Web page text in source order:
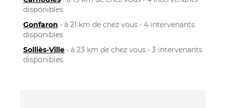
disponibles
Gonfaron • à 21 km de chez vous • 4 intervenants
disponibles
Solliès-Ville • à 23 km de chez vous • 3 intervenants
disponibles